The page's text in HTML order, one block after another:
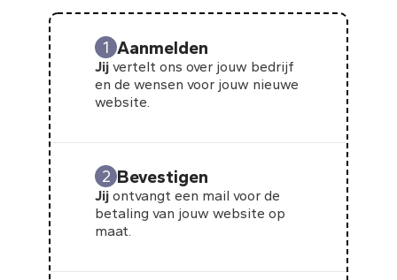
1 Aanmelden
Jij vertelt ons over jouw bedrijf
en de wensen voor jouw nieuwe
website.
2 Bevestigen
Jij ontvangt een mail voor de
betaling van jouw website op
maat.